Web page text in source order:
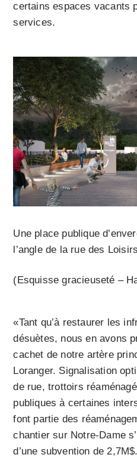
certains espaces vacants
services.
Une place publique
l’angle de la rue des
(Esquisse gracieuseté –
«Tant qu’à restaurer les
désuètes, nous en avons
cachet de notre artère
Loranger. Signalisation
de rue, trottoirs
publiques à certaines
font partie des
chantier sur Notre-Dame
d’une subvention de 2,7M$.